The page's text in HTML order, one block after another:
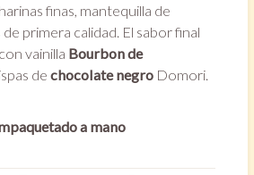
finas, mantequilla de
primera calidad. El sabor final
vainilla Bourbon de
de chocolate negroDomori.
a mano